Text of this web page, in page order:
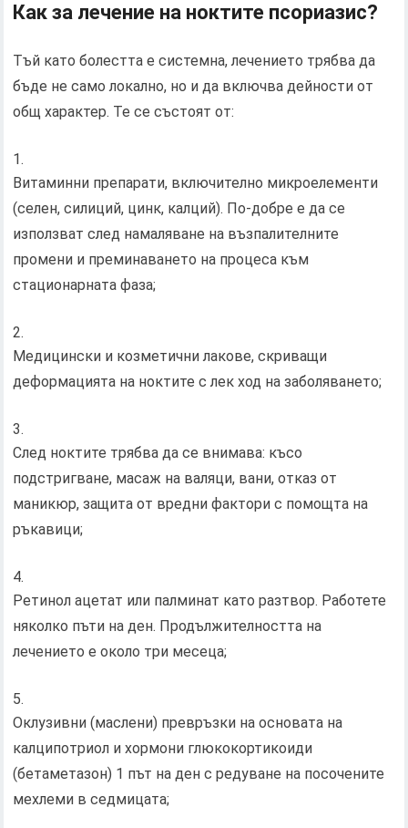
Как за лечение на ноктите псориазис?
Тъй като болестта е системна, лечението трябва да
бъде не само локално, но и да включва дейности от
общ характер. Те се състоят от:
Витаминни препарати, включително микроелементи
(селен, силиций, цинк, калций). По-добре е да се
използват след намаляване на възпалителните
промени и преминаването на процеса към
стационарната фаза;
Медицински и козметични лакове, скриващи
деформацията на ноктите с лек ход на заболяването;
След ноктите трябва да се внимава: късо
подстригване, масаж на валяци, вани, отказ от
маникюр, защита от вредни фактори с помощта на
ръкавици;
Ретинол ацетат или палминат като разтвор. Работете
няколко пъти на ден. Продължителността на
лечението е около три месеца;
Оклузивни (маслени) превръзки на основата на
калципотриол и хормони глюкокортикоиди
(бетаметазон) 1 път на ден с редуване на посочените
мехлеми в седмицата;